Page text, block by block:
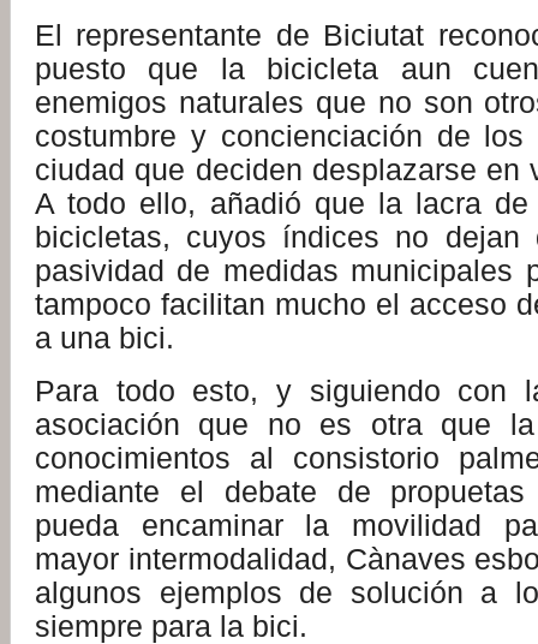
El representante de Biciutat
puesto que la bicicleta aun
enemigos naturales que no son
costumbre y concienciación de
ciudad que deciden desplazarse en
A todo ello, añadió que la lacra
bicicletas, cuyos índices no
pasividad de medidas municipales
tampoco facilitan mucho el acceso
a una bici.
Para todo esto, y siguiendo con
asociación que no es otra que
conocimientos al consistorio
mediante el debate de
pueda encaminar la movilidad
mayor intermodalidad, Cànaves
algunos ejemplos de solución a
siempre para la bici.